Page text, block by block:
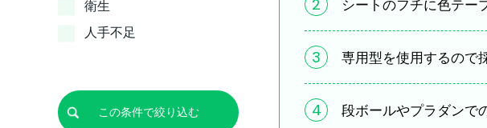
衛生
人手不足
2 シートのフチに色テー
3 専用型を使用するので
4 段ボールやプラダンで